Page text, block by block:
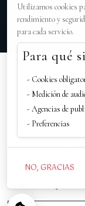
PRÓXIMA
The Gazebo
The Gazebo
bamboo
sanctuary
Maubreuil. From
summer
Utilizamos cookies
rendimiento y
para cada servicio.
Para qué
Cookies
Medición de
Agencias de
Preferencias
NO, GRACIAS